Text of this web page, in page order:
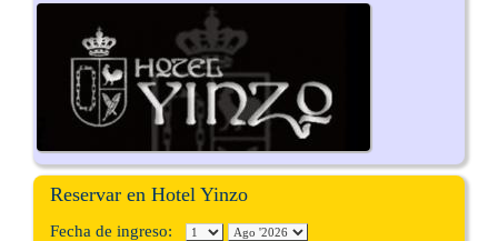
Reservar en Hotel Yinzo
Fecha de ingreso: